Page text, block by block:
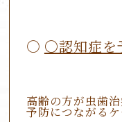
〇認知症を
高齢の方が虫歯
予防につながるケ